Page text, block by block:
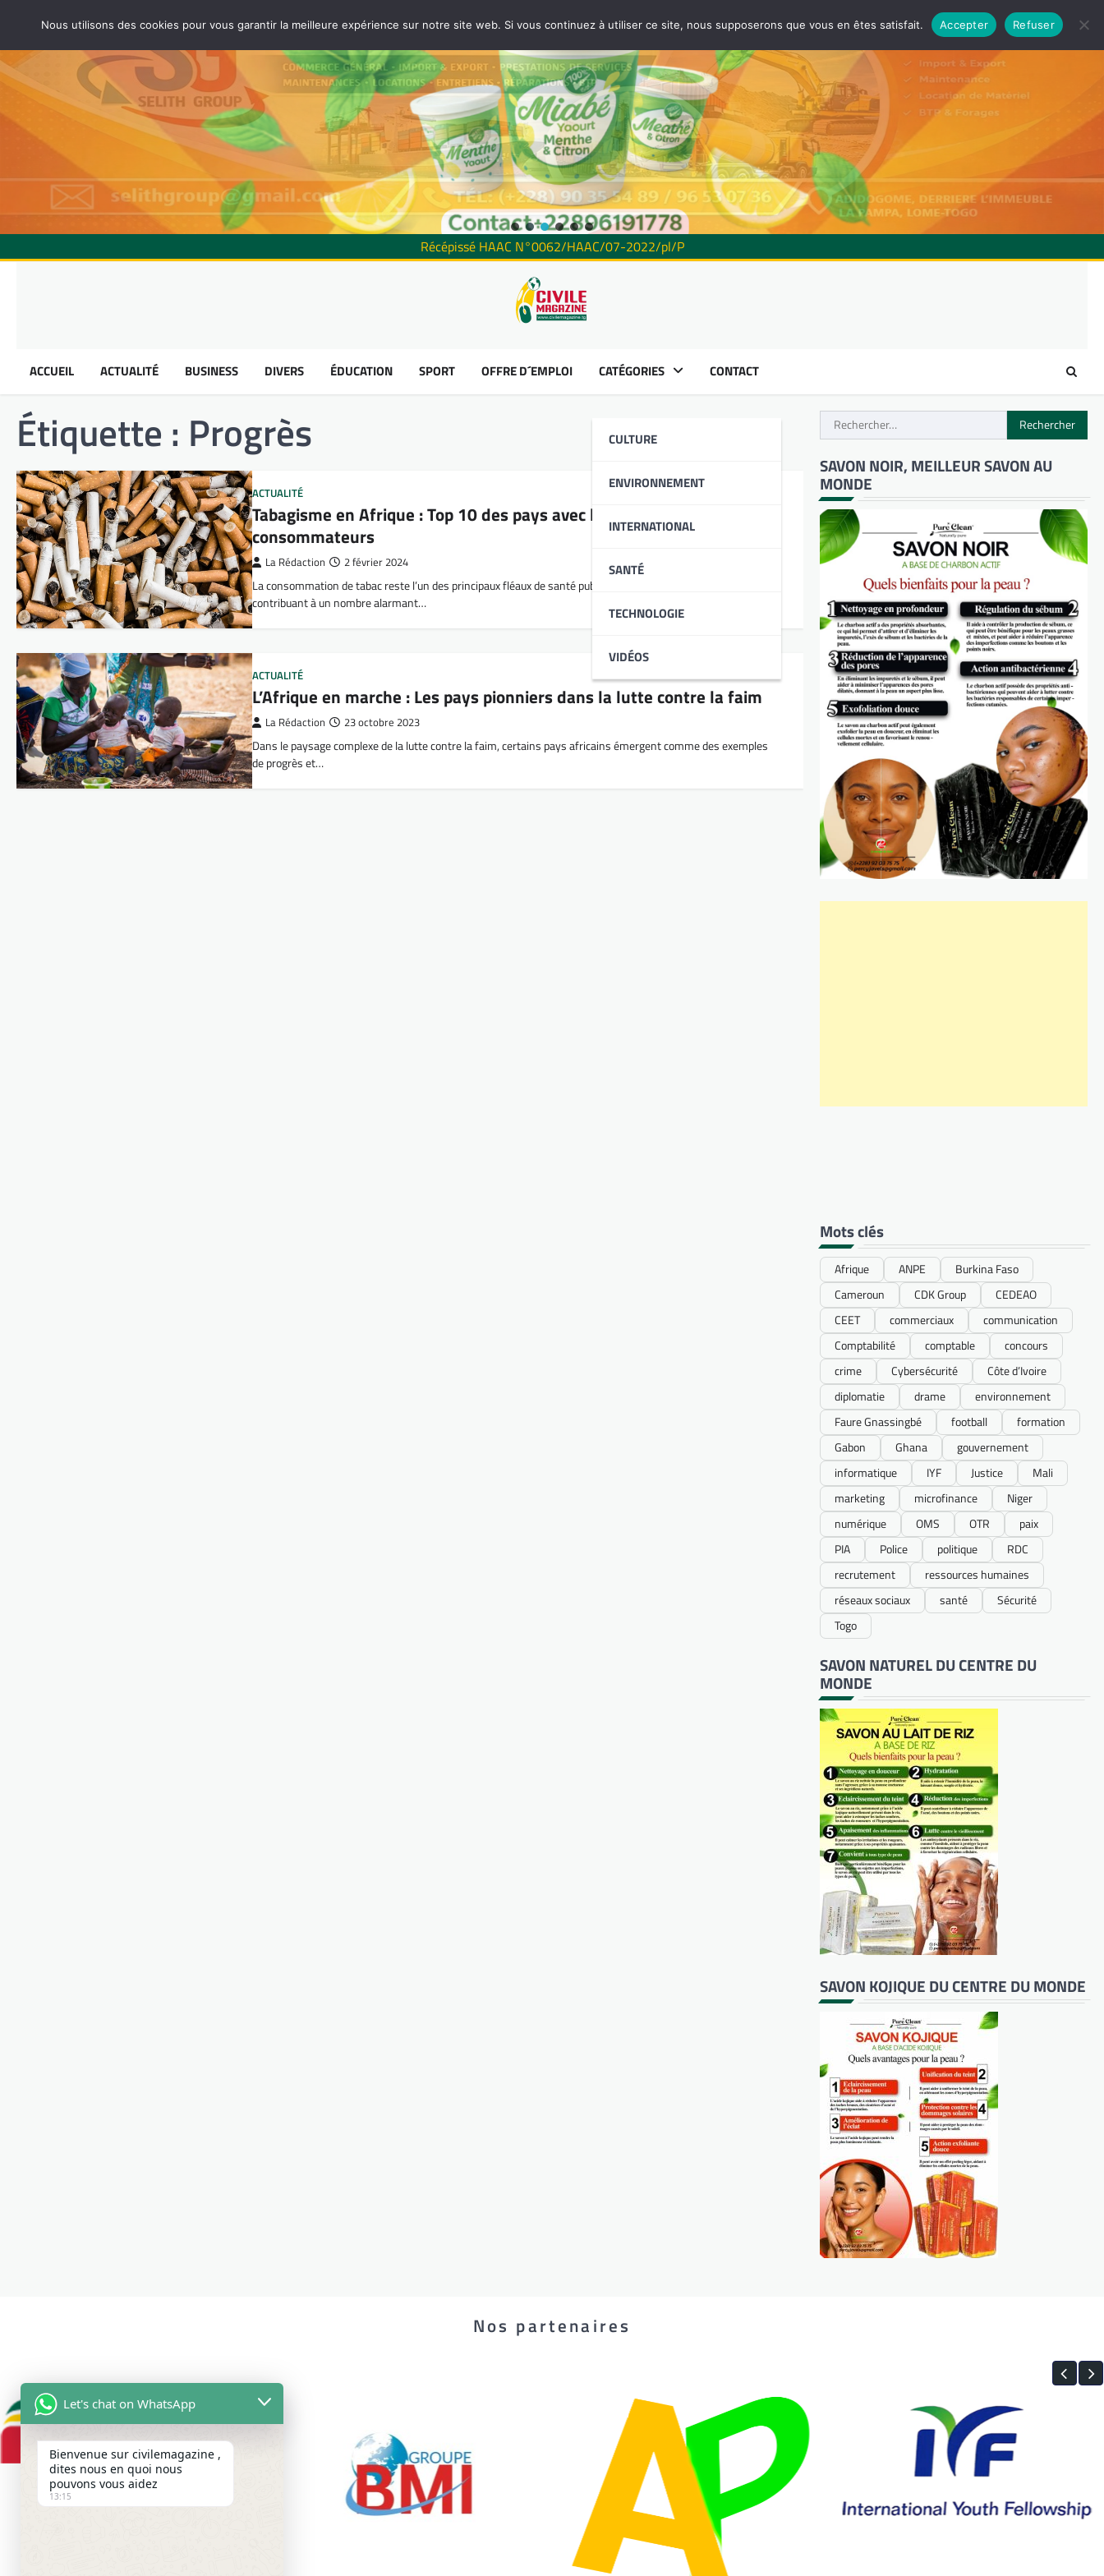
Récépissé HAAC N°0062/HAAC/07-2022/pl/P
ACCUEIL ACTUALITÉ BUSINESS DIVERS ÉDUCATION SPORT OFFRE D´EMPLOI CATÉGORIES
CULTURE
ENVIRONNEMENT
INTERNATIONAL
SANTÉ
TECHNOLOGIE
VIDÉOS
CONTACT
Étiquette : Progrès
ACTUALITÉ
Tabagisme en Afrique : Top 10 des pays avec les plus de
consommateurs
La Rédaction 2 février 2024
La consommation de tabac reste l’un des principaux fléaux de santé publique à l’échelle mondiale,
contribuant à un nombre alarmant…
ACTUALITÉ
L’Afrique en marche : Les pays pionniers dans la lutte contre la faim
La Rédaction 23 octobre 2023
Dans le paysage complexe de la lutte contre la faim, certains pays africains émergent comme des exemples
de progrès et…
Rechercher :
SAVON NOIR, MEILLEUR SAVON AU
MONDE
Mots clés
Afrique ANPE
Burkina Faso
Cameroun
CDK Group
CEDEAO
CEET
commerciaux
communication
Comptabilité
comptable
concours
crime
Cybersécurité
Côte d’Ivoire
diplomatie
drame
environnement
Faure Gnassingbé
football
formation
Gabon
Ghana
gouvernement
informatique
IYF Justice
Mali
marketing
microfinance
Niger
numérique
OMS OTR
paix
PIA
Police politique
RDC
recrutement
ressources humaines
réseaux sociaux
santé
Sécurité
Togo
SAVON NATUREL DU CENTRE DU
MONDE
SAVON KOJIQUE DU CENTRE DU MONDE
Nos partenaires
Nous utilisons des cookies pour vous garantir la meilleure expérience sur notre site web. Si vous continuez à utiliser ce site, nous supposerons que vous en êtes satisfait. Accepter Refuser
Let's chat on WhatsApp
Bienvenue sur civilemagazine ,
dites nous en quoi nous
pouvons vous aidez
13:15